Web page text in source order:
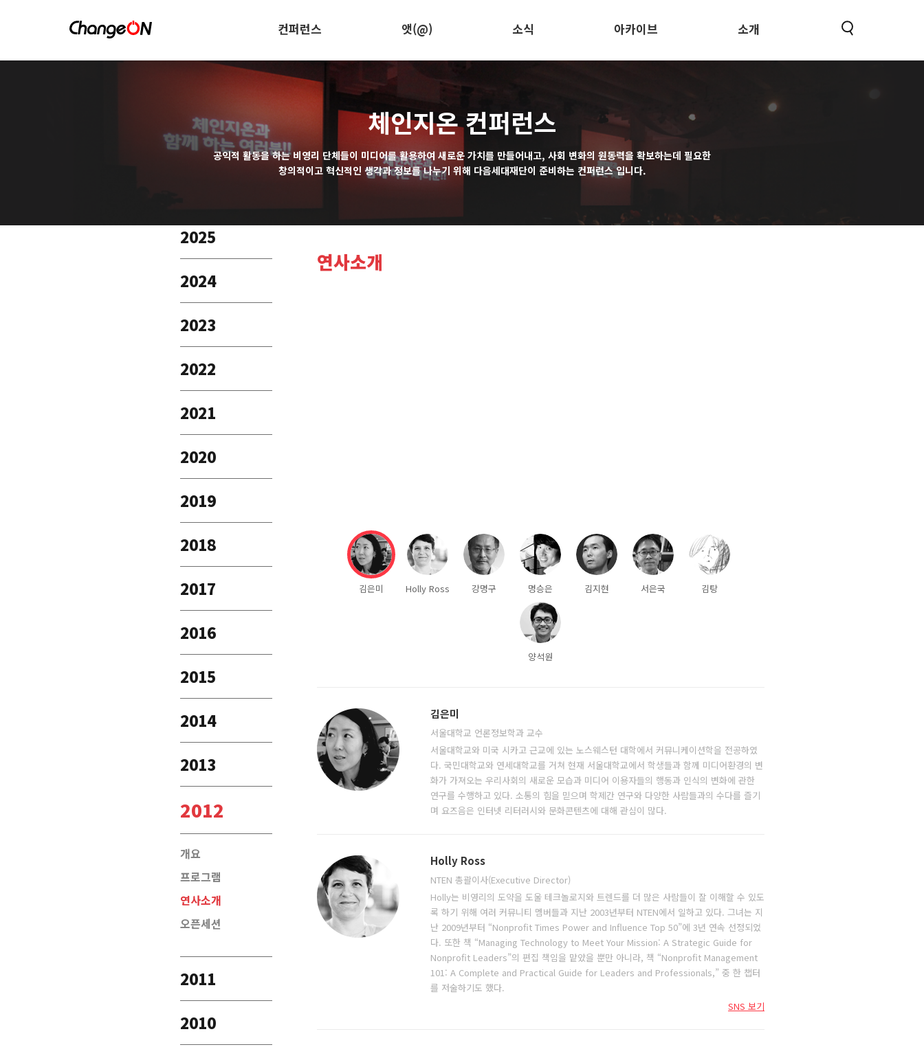
컨퍼런스 앳(@) 소식 아카이브 소개
체인지온 컨퍼런스
공익적 활동을 하는 비영리 단체들이 미디어를 활용하여 새로운 가치를 만들어내고, 사회 변화의 원동력을 확보하는데 필요한
창의적이고 혁신적인 생각과 정보를 나누기 위해 다음세대재단이 준비하는 컨퍼런스 입니다.
2025
2024
2023
2022
2021
2020
2019
2018
2017
2016
2015
2014
2013
2012
개요
프로그램
연사소개
오픈세션
2011
2010
연사소개
김은미 Holly Ross 강명구 명승은 김지현 서은국 김탕
양석원
김은미
서울대학교 언론정보학과 교수
서울대학교와 미국 시카고 근교에 있는 노스웨스턴 대학에서 커뮤니케이션학을 전공하였
다. 국민대학교와 연세대학교를 거쳐 현재 서울대학교에서 학생들과 함께 미디어환경의 변
화가 가져오는 우리사회의 새로운 모습과 미디어 이용자들의 행동과 인식의 변화에 관한
연구를 수행하고 있다. 소통의 힘을 믿으며 학제간 연구와 다양한 사람들과의 수다를 즐기
며 요즈음은 인터넷 리터러시와 문화콘텐츠에 대해 관심이 많다.
Holly Ross
NTEN 총괄이사(Executive Director)
Holly는 비영리의 도약을 도울 테크놀로지와 트렌드를 더 많은 사람들이 잘 이해할 수 있도
록 하기 위해 여러 커뮤니티 멤버들과 지난 2003년부터 NTEN에서 일하고 있다. 그녀는 지
난 2009년부터 “Nonprofit Times Power and Influence Top 50”에 3년 연속 선정되었
다. 또한 책 “Managing Technology to Meet Your Mission: A Strategic Guide for
Nonprofit Leaders”의 편집 책임을 맡았을 뿐만 아니라, 책 “Nonprofit Management
101: A Complete and Practical Guide for Leaders and Professionals,” 중 한 챕터
를 저술하기도 했다.
SNS 보기